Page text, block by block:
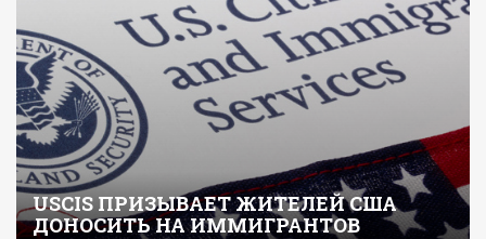
USCIS ПРИЗЫВАЕТ ЖИТЕЛЕЙ США
ДОНОСИТЬ НА ИММИГРАНТОВ